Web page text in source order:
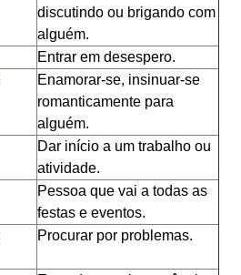
discutindo ou brigando com
alguém.
Entrar em desespero.
Enamorar-se, insinuar-se
romanticamente para
alguém.
Dar início a um trabalho ou
atividade.
Pessoa que vai a todas as
festas e eventos.
Procurar por problemas.